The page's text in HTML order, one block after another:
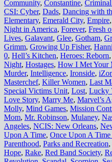
Community, Constantine,
CSI: Cyber, Dads, Dancing with
Elementary, Emerald City, Empire,
Night in America, Forever, Fresh
Lives, Galavant, Glee, Gotham,
Grimm, Growing Up Fisher,
0, Hell’s Kitchen, Heroes: Reborn,
Night, Hostages, How I Met Your
Murder, Intelligence, Ironside,
Masterchef, Killer Women, Last
Special Victims Unit, Lost, Lucky
Love Story, Marry Me, Marvel’s
Molly, Mind Games, Mission
Mom, Mr. Robinson, Mulaney,
Angeles, NCIS: New Orleans,
Upon A Time, Once Upon A
Parenthood, Parks and Recreation,
Hope, Rake, Red Band Society,